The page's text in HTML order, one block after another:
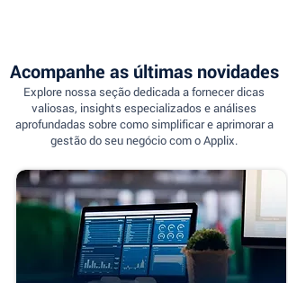
Acompanhe as últimas novidades
Explore nossa seção dedicada a fornecer dicas
valiosas, insights especializados e análises
aprofundadas sobre como simplificar e aprimorar a
gestão do seu negócio com o Applix.